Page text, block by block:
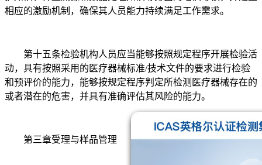
相应的激励机制，确保其人员能力持续满足工作需求。
第十五条检验机构人员应当能够按照规定程序开展检验活
动，具有按照采用的医疗器械标准/技术文件的要求进行检验
和预评价的能力，能够按规定程序判定所检测医疗器械存在的
或者潜在的危害，并具有准确评估其风险的能力。
第三章受理与样品管理